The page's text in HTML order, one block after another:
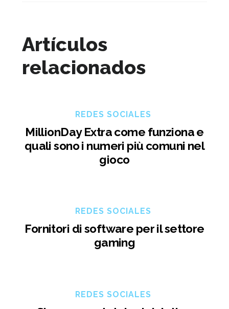
Artículos
relacionados
REDES SOCIALES
MillionDay Extra come funziona e
quali sono i numeri più comuni nel
gioco
REDES SOCIALES
Fornitori di software per il settore
gaming
REDES SOCIALES